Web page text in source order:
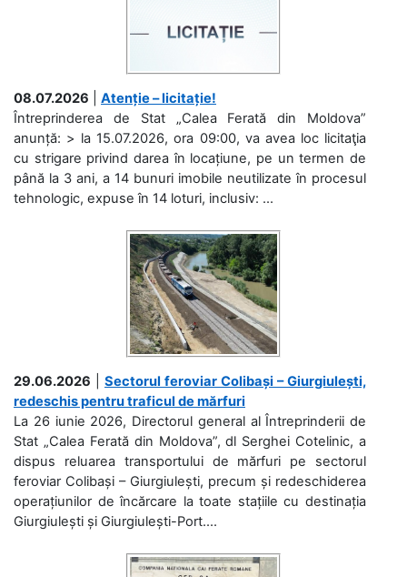
08.07.2026
Atenție – licitație!
Întreprinderea de Stat „Calea Ferată din Moldova”
anunță: > la 15.07.2026, ora 09:00, va avea loc licitaţia
cu strigare privind darea în locațiune, pe un termen de
până la 3 ani, a 14 bunuri imobile neutilizate în procesul
tehnologic, expuse în 14 loturi, inclusiv: ...
29.06.2026
Sectorul feroviar Colibași – Giurgiulești,
redeschis pentru traficul de mărfuri
La 26 iunie 2026, Directorul general al Întreprinderii de
Stat „Calea Ferată din Moldova”, dl Serghei Cotelinic, a
dispus reluarea transportului de mărfuri pe sectorul
feroviar Colibași – Giurgiulești, precum și redeschiderea
operațiunilor de încărcare la toate stațiile cu destinația
Giurgiulești și Giurgiulești-Port....